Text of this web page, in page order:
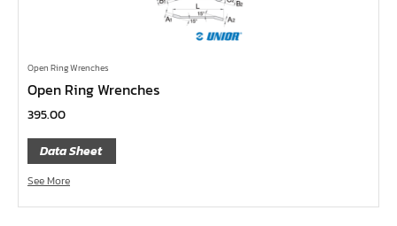
แปรงทาสี
ต๊าป แอ๊ปโก้ ABPCO
ลูกบ๊อกซ์ การบิน AeroSpace Standard AS954E สั้น ยาว
บ๊อกข้ออ่อน 1/4"
ไขควงตอก
ไขควงข้อต่อ
Open Ring Wrenches
Open Ring Wrenches
395.00
Data Sheet
See More